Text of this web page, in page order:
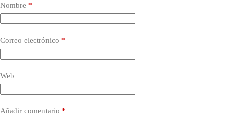
Nombre *
Correo electrónico *
Web
Añadir comentario *